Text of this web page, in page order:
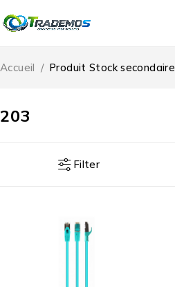
203
Accueil / Produit Stock secondaire
Filter